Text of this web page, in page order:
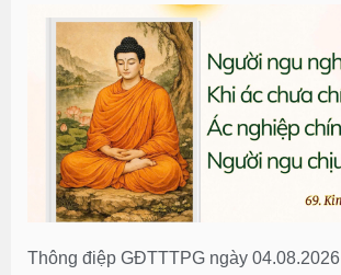
Thông điệp GĐTTTPG ngày 04.08.2026